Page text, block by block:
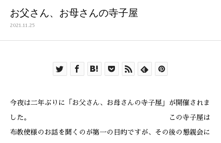
お父さん、お母さんの寺子屋
2021.11.25
今夜は二年ぶりに「お父さん、お母さんの寺子屋」が開催されま
した。 この寺子屋は
布教使様のお話を聞くのが第一の目的ですが、その後の懇親会に